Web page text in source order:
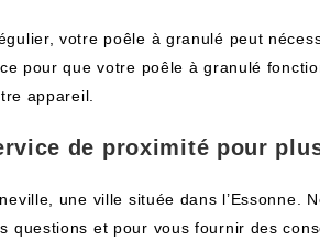
votre poêle à granulé peut
pour que votre poêle à granulé
appareil.
de proximité pour
une ville située dans
questions et pour vous fournir des